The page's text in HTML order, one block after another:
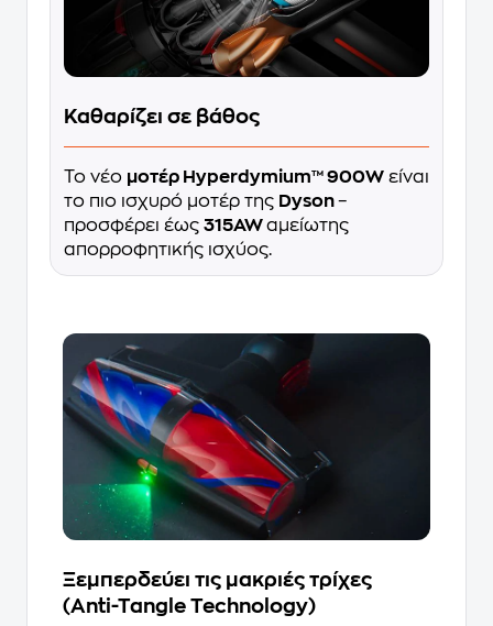
Καθαρίζει σε βάθος
Το νέο μοτέρ Hyperdymium™ 900W είναι
το πιο ισχυρό μοτέρ της Dyson–
προσφέρει έως 315AWαμείωτης
απορροφητικής ισχύος.
Ξεμπερδεύει τις μακριές τρίχες
(Anti-Tangle Technology)